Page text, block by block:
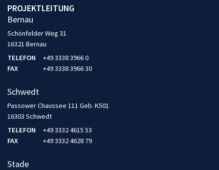
PROJEKTLEITUNG
Bernau
Schönfelder Weg 31
16321 Bernau
TELEFON
+49 3338 3966 0
FAX
+49 3338 3966 30
Schwedt
Passower Chaussee 111 Geb. K501
16303 Schwedt
TELEFON
+49 3332 4615 53
FAX
+49 3332 4628 79
Stade